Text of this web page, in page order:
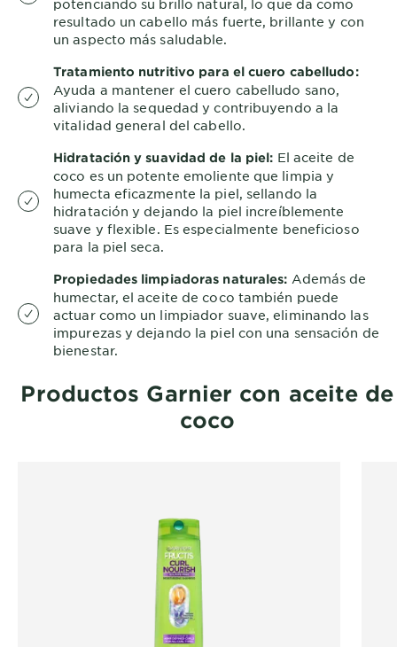
potenciando su brillo natural, lo que da como
resultado un cabello más fuerte, brillante y con
un aspecto más saludable.
Tratamiento nutritivo para el cuero cabelludo:
Ayuda a mantener el cuero cabelludo sano,
aliviando la sequedad y contribuyendo a la
vitalidad general del cabello.
Hidratación y suavidad de la piel: El aceite de
coco es un potente emoliente que limpia y
humecta eficazmente la piel, sellando la
hidratación y dejando la piel increíblemente
suave y flexible. Es especialmente beneficioso
para la piel seca.
Propiedades limpiadoras naturales: Además de
humectar, el aceite de coco también puede
actuar como un limpiador suave, eliminando las
impurezas y dejando la piel con una sensación de
bienestar.
Productos Garnier con aceite de
coco